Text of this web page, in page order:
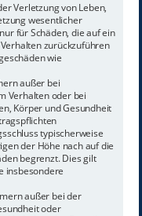
Verletzung von Leben,
wesentlicher
für Schäden, die auf ein
zurückzuführen
wie
außer bei
Verhalten oder bei
Körper und Gesundheit
typischerweise
der Höhe nach auf die
begrenzt. Dies gilt
insbesondere
außer bei der
oder